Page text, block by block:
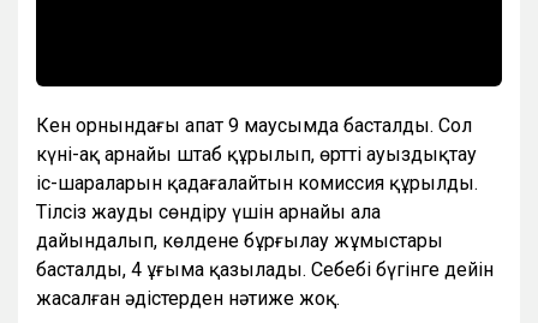
Кен орнындағы апат 9 маусымда басталды. Сол
күні-ақ арнайы штаб құрылып, өртті ауыздықтау
іс-шараларын қадағалайтын комиссия құрылды.
Тілсіз жауды сөндіру үшін арнайы алаң
дайындалып, көлденең бұрғылау жұмыстары
басталды, 4 ұңғыма қазылады. Себебі бүгінге дейін
жасалған әдістерден нәтиже жоқ.